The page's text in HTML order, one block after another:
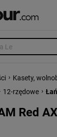
› Kasety,
12-rzędowe ›
Red